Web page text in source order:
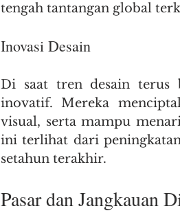
tengah tantangan global
Inovasi Desain
Di saat tren desain terus
inovatif. Mereka
visual, serta mampu
ini terlihat dari
setahun terakhir.
Pasar dan Jangkauan